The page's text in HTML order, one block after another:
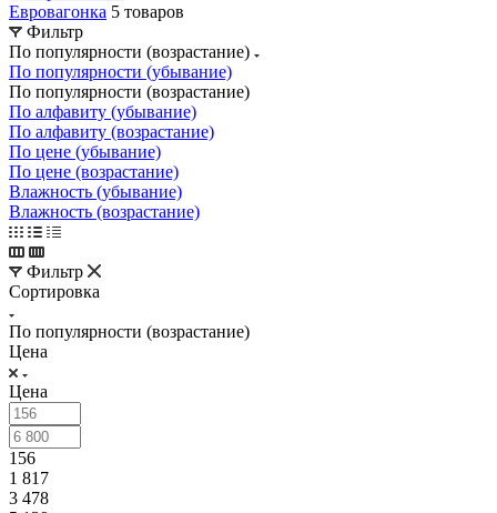
Евровагонка 5 товаров
Фильтр
По популярности (возрастание)
По популярности (убывание)
По популярности (возрастание)
По алфавиту (убывание)
По алфавиту (возрастание)
По цене (убывание)
По цене (возрастание)
Влажность (убывание)
Влажность (возрастание)
Фильтр
Сортировка
По популярности (возрастание)
Цена
Цена
156
1 817
3 478